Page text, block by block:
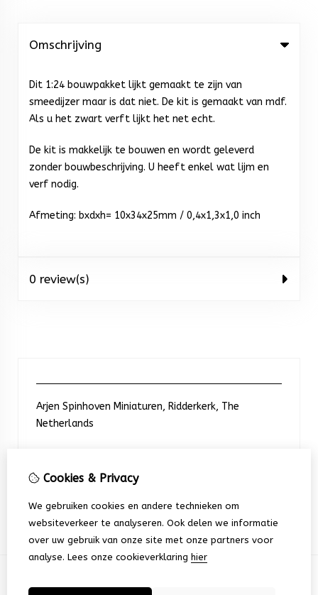
Omschrijving
Dit 1:24 bouwpakket lijkt gemaakt te zijn van
smeedijzer maar is dat niet. De kit is gemaakt van mdf.
Als u het zwart verft lijkt het net echt.
De kit is makkelijk te bouwen en wordt geleverd
zonder bouwbeschrijving. U heeft enkel wat lijm en
verf nodig.
Afmeting: bxdxh= 10x34x25mm / 0,4x1,3x1,0 inch
0 review(s)
Arjen Spinhoven Miniaturen, Ridderkerk, The
Netherlands
Neem contact met ons op
+31 6 248 201 91
Cookies & Privacy
We gebruiken cookies en andere technieken om
websiteverkeer te analyseren. Ook delen we informatie
over uw gebruik van onze site met onze partners voor
analyse. Lees onze cookieverklaring hier